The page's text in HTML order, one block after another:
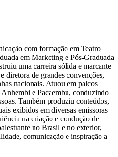
com formação em Teatro
em Marketing e Pós-Graduada
uma carreira sólida e marcante
diretora de grandes convenções,
nacionais. Atuou em palcos
e Pacaembu, conduzindo
Também produziu conteúdos,
exibidos em diversas emissoras
na criação e condução de
no Brasil e no exterior,
comunicação e inspiração a